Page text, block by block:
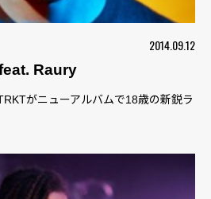
2014.09.12
Raury
がニューアルバムで18歳の新鋭ラ